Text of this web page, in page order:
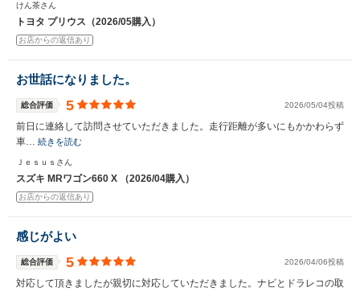
けん茶さん
トヨタ プリウス（2026/05購入）
お店からの返信あり
お世話になりました。
総合評価 5 2026/05/04投稿
前日に連絡して訪問させていただきました。走行距離が多いにもかかわらず
車… 続きを読む
Ｊｅｓｕｓさん
スズキ MRワゴン660 X （2026/04購入）
お店からの返信あり
感じがよい
総合評価 5 2026/04/06投稿
対応して頂きましたが親切に対応していただきました。ナビとドラレコの取